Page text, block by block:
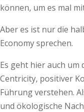
können, um es mal
Aber es ist nur die
Economy sprechen.
Es geht hier auch um
Centricity, positiver
Führung verstehen.
und ökologische